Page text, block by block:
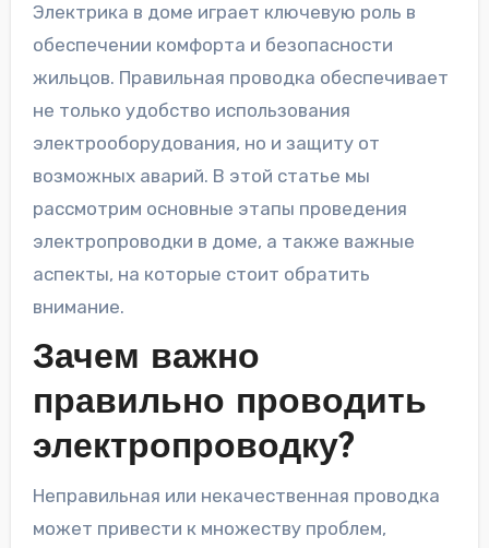
Электрика в доме играет ключевую роль в
обеспечении комфорта и безопасности
жильцов. Правильная проводка обеспечивает
не только удобство использования
электрооборудования, но и защиту от
возможных аварий. В этой статье мы
рассмотрим основные этапы проведения
электропроводки в доме, а также важные
аспекты, на которые стоит обратить
внимание.
Зачем важно
правильно проводить
электропроводку?
Неправильная или некачественная проводка
может привести к множеству проблем,